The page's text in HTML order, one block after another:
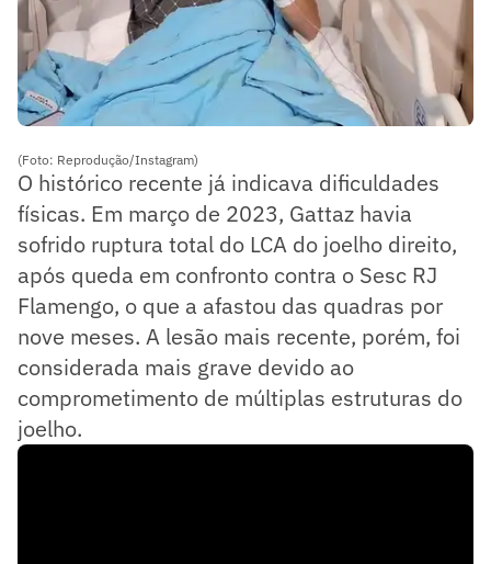
(Foto: Reprodução/Instagram)
O histórico recente já indicava dificuldades
físicas. Em março de 2023, Gattaz havia
sofrido ruptura total do LCA do joelho direito,
após queda em confronto contra o Sesc RJ
Flamengo, o que a afastou das quadras por
nove meses. A lesão mais recente, porém, foi
considerada mais grave devido ao
comprometimento de múltiplas estruturas do
joelho.